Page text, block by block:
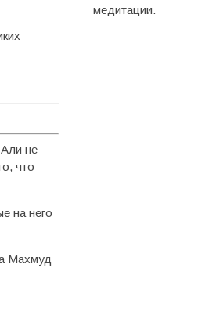
не
что
на него
Махмуд
медитации.